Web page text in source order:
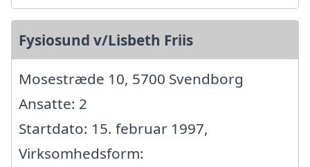
Fysiosund v/Lisbeth Friis
Mosestræde 10, 5700 Svendborg
Ansatte: 2
Startdato: 15. februar 1997,
Virksomhedsform: